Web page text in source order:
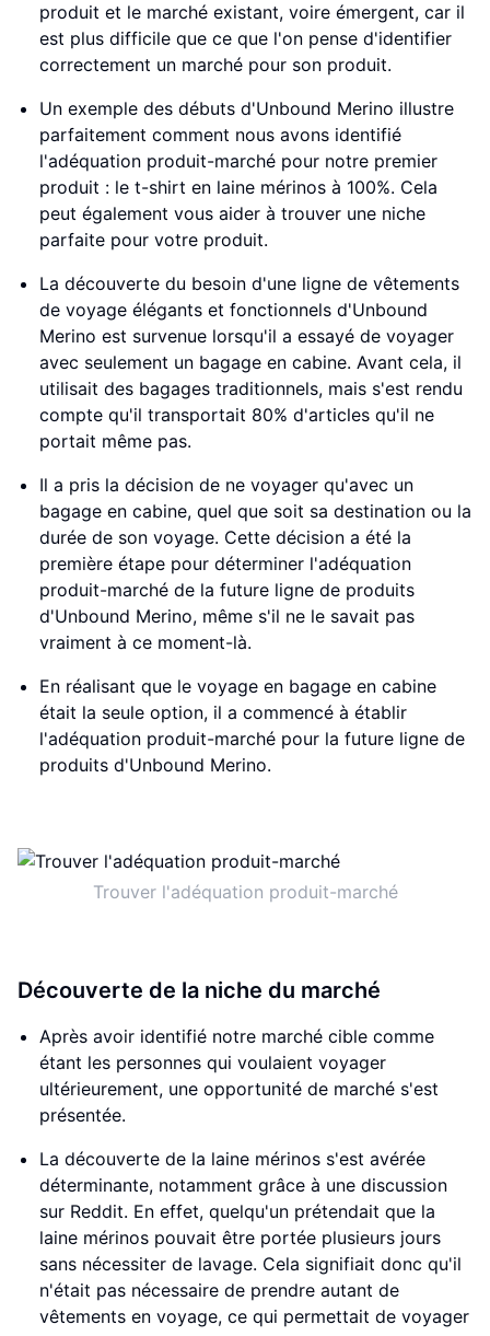
produit et le marché existant, voire émergent, car il
est plus difficile que ce que l'on pense d'identifier
correctement un marché pour son produit.
Un exemple des débuts d'Unbound Merino illustre
parfaitement comment nous avons identifié
l'adéquation produit-marché pour notre premier
produit : le t-shirt en laine mérinos à 100%. Cela
peut également vous aider à trouver une niche
parfaite pour votre produit.
La découverte du besoin d'une ligne de vêtements
de voyage élégants et fonctionnels d'Unbound
Merino est survenue lorsqu'il a essayé de voyager
avec seulement un bagage en cabine. Avant cela, il
utilisait des bagages traditionnels, mais s'est rendu
compte qu'il transportait 80% d'articles qu'il ne
portait même pas.
Il a pris la décision de ne voyager qu'avec un
bagage en cabine, quel que soit sa destination ou la
durée de son voyage. Cette décision a été la
première étape pour déterminer l'adéquation
produit-marché de la future ligne de produits
d'Unbound Merino, même s'il ne le savait pas
vraiment à ce moment-là.
En réalisant que le voyage en bagage en cabine
était la seule option, il a commencé à établir
l'adéquation produit-marché pour la future ligne de
produits d'Unbound Merino.
Trouver l'adéquation produit-marché
Découverte de la niche du marché
Après avoir identifié notre marché cible comme
étant les personnes qui voulaient voyager
ultérieurement, une opportunité de marché s'est
présentée.
La découverte de la laine mérinos s'est avérée
déterminante, notamment grâce à une discussion
sur Reddit. En effet, quelqu'un prétendait que la
laine mérinos pouvait être portée plusieurs jours
sans nécessiter de lavage. Cela signifiait donc qu'il
n'était pas nécessaire de prendre autant de
vêtements en voyage, ce qui permettait de voyager